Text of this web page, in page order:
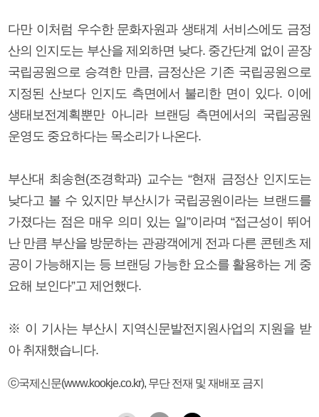
다만 이처럼 우수한 문화자원과 생태계 서비스에도 금정
산의 인지도는 부산을 제외하면 낮다. 중간단계 없이 곧장
국립공원으로 승격한 만큼, 금정산은 기존 국립공원으로
지정된 산보다 인지도 측면에서 불리한 면이 있다. 이에
생태보전계획뿐만 아니라 브랜딩 측면에서의 국립공원
운영도 중요하다는 목소리가 나온다.
부산대 최송현(조경학과) 교수는 “현재 금정산 인지도는
낮다고 볼 수 있지만 부산시가 국립공원이라는 브랜드를
가졌다는 점은 매우 의미 있는 일”이라며 “접근성이 뛰어
난 만큼 부산을 방문하는 관광객에게 전과 다른 콘텐츠 제
공이 가능해지는 등 브랜딩 가능한 요소를 활용하는 게 중
요해 보인다”고 제언했다.
※ 이 기사는 부산시 지역신문발전지원사업의 지원을 받
아 취재했습니다.
ⓒ국제신문(www.kookje.co.kr), 무단 전재 및 재배포 금지